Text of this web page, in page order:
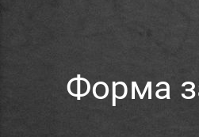
Форма